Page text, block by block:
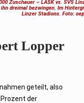
Zuschauer – LASK vs. SVS
dreimal bezwingen. Im
Linzer Stadions. Foto:
Lopper
geteilt, also
der